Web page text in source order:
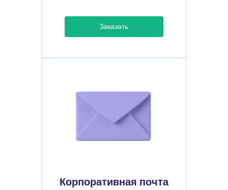
Заказать
Корпоративная почта